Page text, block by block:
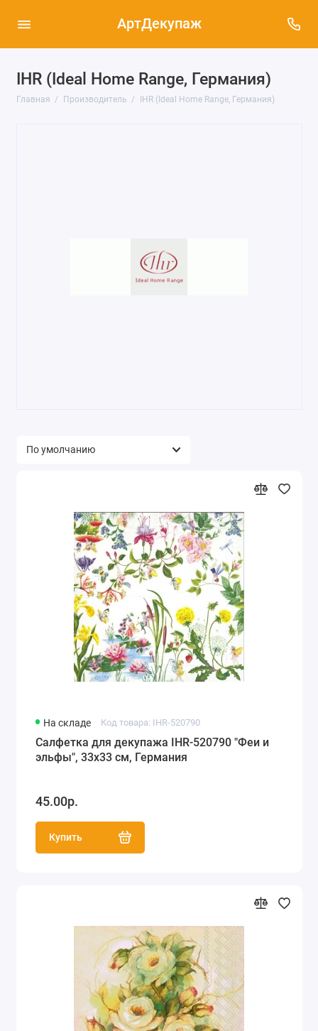
АртДекупаж
IHR (Ideal Home Range, Германия)
Главная Производитель IHR (Ideal Home Range, Германия)
На складе Код товара: IHR-520790
Салфетка для декупажа IHR-520790 "Феи и
эльфы", 33х33 см, Германия
45.00р.
Купить